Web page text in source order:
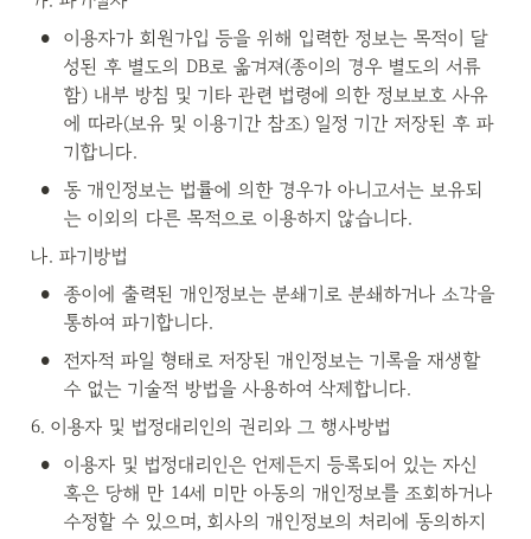
•
이용자가 회원가입 등을 위해 입력한 정보는 목적이 달
성된 후 별도의 DB로 옮겨져(종이의 경우 별도의 서류
함) 내부 방침 및 기타 관련 법령에 의한 정보보호 사유
에 따라(보유 및 이용기간 참조) 일정 기간 저장된 후 파
기합니다.
•
동 개인정보는 법률에 의한 경우가 아니고서는 보유되
는 이외의 다른 목적으로 이용하지 않습니다.
나. 파기방법
•
종이에 출력된 개인정보는 분쇄기로 분쇄하거나 소각을
통하여 파기합니다.
•
전자적 파일 형태로 저장된 개인정보는 기록을 재생할
수 없는 기술적 방법을 사용하여 삭제합니다.
6. 이용자 및 법정대리인의 권리와 그 행사방법
•
이용자 및 법정대리인은 언제든지 등록되어 있는 자신
혹은 당해 만 14세 미만 아동의 개인정보를 조회하거나
수정할 수 있으며, 회사의 개인정보의 처리에 동의하지